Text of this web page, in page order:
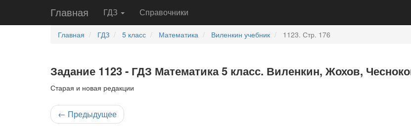
Главная ГДЗ Справочники
Главная ГДЗ 5 класс Математика Виленкин учебник 1123. Стр. 176
Задание 1123 - ГДЗ Математика 5 класс. Виленкин, Жохов,
Старая и новая редакции
← Предыдущее